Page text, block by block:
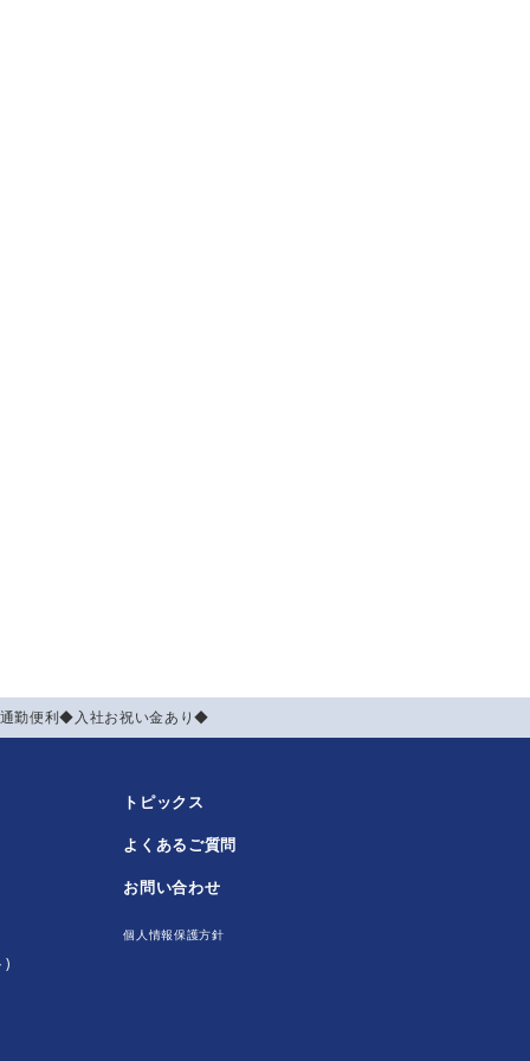
勤便利◆入社お祝い金あり◆
)
トピックス
よくあるご質問
お問い合わせ
個人情報保護方針